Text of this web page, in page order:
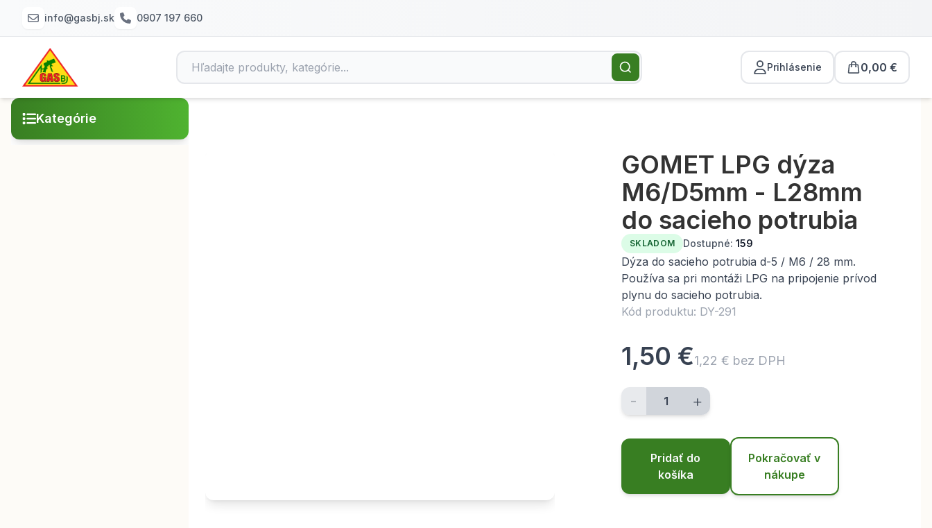
info@gasbj.sk 0907 197 660
Prihlásenie 0,00 €
Kategórie
GOMET LPG dýza
M6/D5mm - L28mm
do sacieho potrubia
SKLADOM Dostupné: 159
Dýza do sacieho potrubia d-5 / M6 / 28 mm.
Používa sa pri montáži LPG na pripojenie prívod
plynu do sacieho potrubia.
Kód produktu: DY-291
1,50 €1,22 € bez DPH
- +
Pridať do
košíka
Pokračovať v
nákupe